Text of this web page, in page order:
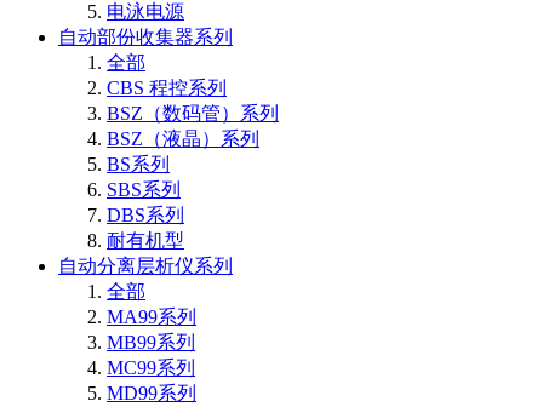
电泳电源
自动部份收集器系列
全部
CBS 程控系列
BSZ（数码管）系列
BSZ（液晶）系列
BS系列
SBS系列
DBS系列
耐有机型
自动分离层析仪系列
全部
MA99系列
MB99系列
MC99系列
MD99系列